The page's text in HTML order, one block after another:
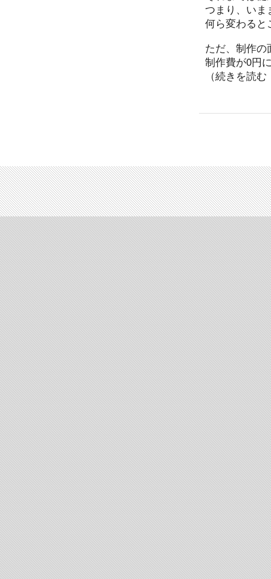
つまり、いま
何ら変わると
ただ、制作の
制作費が0円
（続きを読む